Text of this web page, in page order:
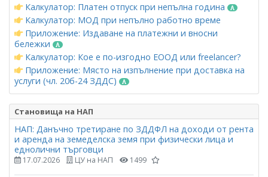
Калкулатор: Платен отпуск при непълна година
Калкулатор: МОД при непълно работно време
Приложение: Издаване на платежни и вносни
бележки
Калкулатор: Кое е по-изгодно ЕООД или freelancer?
Приложение: Място на изпълнение при доставка на
услуги (чл. 20б-24 ЗДДС)
Становища на НАП
НАП: Данъчно третиране по ЗДДФЛ на доходи от рента
и аренда на земеделска земя при физически лица и
еднолични търговци
17.07.2026 ЦУ на НАП 1499